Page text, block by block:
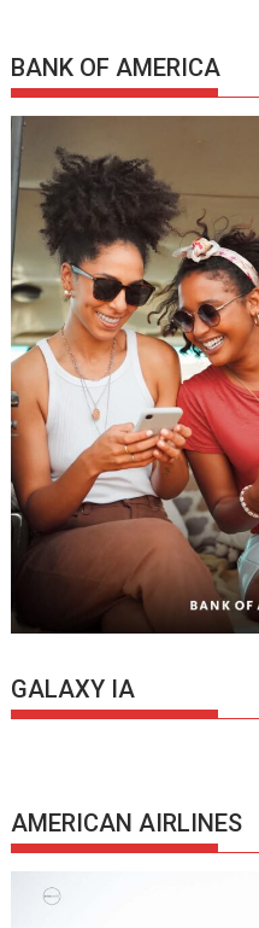
BANK OF AMERICA
GALAXY IA
AMERICAN AIRLINES